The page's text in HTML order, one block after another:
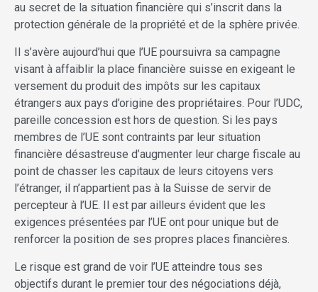
au secret de la situation financière qui s’inscrit dans la
protection générale de la propriété et de la sphère privée.
Il s’avère aujourd’hui que l’UE poursuivra sa campagne
visant à affaiblir la place financière suisse en exigeant le
versement du produit des impôts sur les capitaux
étrangers aux pays d’origine des propriétaires. Pour l’UDC,
pareille concession est hors de question. Si les pays
membres de l’UE sont contraints par leur situation
financière désastreuse d’augmenter leur charge fiscale au
point de chasser les capitaux de leurs citoyens vers
l’étranger, il n’appartient pas à la Suisse de servir de
percepteur à l’UE. Il est par ailleurs évident que les
exigences présentées par l’UE ont pour unique but de
renforcer la position de ses propres places financières.
Le risque est grand de voir l’UE atteindre tous ses
objectifs durant le premier tour des négociations déjà,